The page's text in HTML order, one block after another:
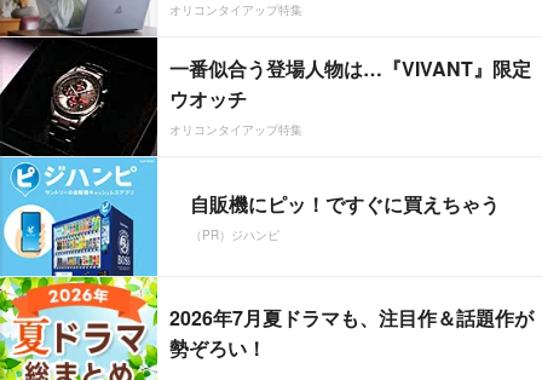
オリコンタイアップ特集
一番似合う登場人物は…『VIVANT』限定
ウオッチ
オリコンタイアップ特集
自販機にピッ！ですぐに買えちゃう
（PR）ジハンピ
2026年7月夏ドラマも、注目作＆話題作が
勢ぞろい！